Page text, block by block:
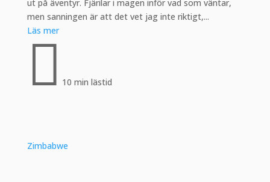
ut på äventyr. Fjärilar i magen inför vad som väntar,
men sanningen är att det vet jag inte riktigt,...
Läs mer
 10 min lästid
Zimbabwe